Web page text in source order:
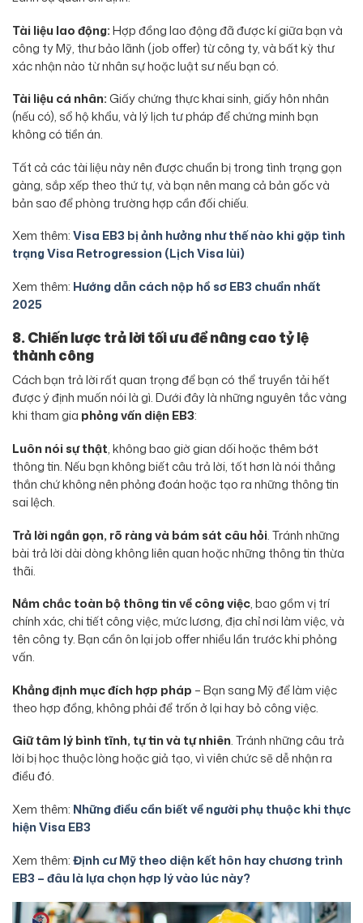
Tài liệu lao động:Hợp đồng lao động đã được kí giữa bạn và
công ty Mỹ, thư bảo lãnh (job offer) từ công ty, và bất kỳ thư
xác nhận nào từ nhân sự hoặc luật sư nếu bạn có.
Tài liệu cá nhân:Giấy chứng thực khai sinh, giấy hôn nhân
(nếu có), sổ hộ khẩu, và lý lịch tư pháp để chứng minh bạn
không có tiền án.
Tất cả các tài liệu này nên được chuẩn bị trong tình trạng gọn
gàng, sắp xếp theo thứ tự, và bạn nên mang cả bản gốc và
bản sao để phòng trường hợp cần đối chiếu.
Xem thêm:Visa EB3 bị ảnh hưởng như thế nào khi gặp tình
trạng Visa Retrogression (Lịch Visa lùi)
Xem thêm: Hướng dẫn cách nộp hồ sơ EB3 chuẩn nhất
2025
8. Chiến lược trả lời tối ưu để nâng cao tỷ lệ
thành công
Cách bạn trả lời rất quan trọng để bạn có thể truyền tải hết
được ý định muốn nói là gì. Dưới đây là những nguyên tắc vàng
khi tham gia phỏng vấn diện EB3:
Luôn nói sự thật, không bao giờ gian dối hoặc thêm bớt
thông tin. Nếu bạn không biết câu trả lời, tốt hơn là nói thẳng
thắn chứ không nên phỏng đoán hoặc tạo ra những thông tin
sai lệch.
Trả lời ngắn gọn, rõ ràng và bám sát câu hỏi. Tránh những
bài trả lời dài dòng không liên quan hoặc những thông tin thừa
thãi.
Nắm chắc toàn bộ thông tin về công việc, bao gồm vị trí
chính xác, chi tiết công việc, mức lương, địa chỉ nơi làm việc, và
tên công ty. Bạn cần ôn lại job offer nhiều lần trước khi phỏng
vấn.
Khẳng định mục đích hợp pháp – Bạn sang Mỹ để làm việc
theo hợp đồng, không phải để trốn ở lại hay bỏ công việc.
Giữ tâm lý bình tĩnh, tự tin và tự nhiên. Tránh những câu trả
lời bị học thuộc lòng hoặc giả tạo, vì viên chức sẽ dễ nhận ra
điều đó.
Xem thêm: Những điều cần biết về người phụ thuộc khi thực
hiện Visa EB3
Xem thêm:Định cư Mỹ theo diện kết hôn hay chương trình
EB3 – đâu là lựa chọn hợp lý vào lúc này?